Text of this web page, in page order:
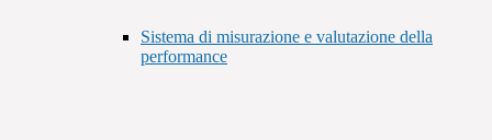
Sistema di misurazione e valutazione della
performance